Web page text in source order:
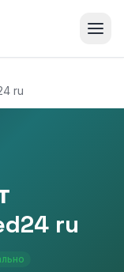
ru
ru